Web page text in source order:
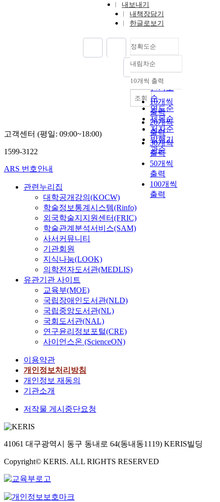
내보내기
내책장담기
한글로보기
정확도순
정확도
순
인기도
순
연도순
제목순
저자순
발행기
관순
내림차순
내림차순
10개씩 출력
10개씩
출력
20개씩
출력
30개씩
출력
50개씩
출력
100개씩
출력
조회
고객센터 (평일: 09:00~18:00)
1599-3122
ARS 번호안내
관련누리집
대학공개강의(KOCW)
학술정보통계시스템(Rinfo)
외국학술지지원센터(FRIC)
학술관계분석서비스(SAM)
사서커뮤니티
기관회원
지식나눔(LOOK)
의학전자도서관(MEDLIS)
유관기관 사이트
교육부(MOE)
국립장애인도서관(NLD)
국립중앙도서관(NL)
국회도서관(NAL)
연구윤리정보포털(CRE)
사이언스온 (ScienceON)
이용약관
개인정보처리방침
개인정보 재동의
기관소개
저작물 게시중단요청
41061 대구광역시 동구 동내로 64(동내동1119) KERIS빌딩
Copyright© KERIS. ALL RIGHTS RESERVED